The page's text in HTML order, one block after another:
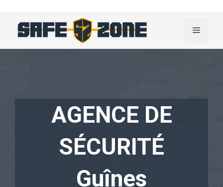
Menu
AGENCE DE
SÉCURITÉ
Guînes